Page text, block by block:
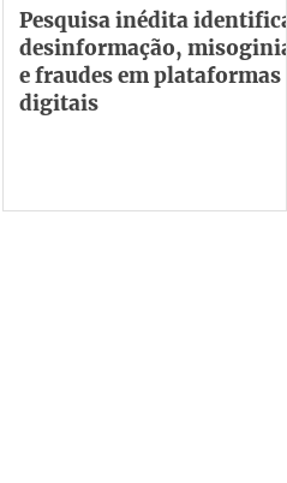
Pesquisa inédita identifica
desinformação, misoginia
e fraudes em plataformas
digitais